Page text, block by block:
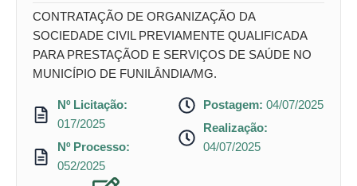
CONTRATAÇÃO DE ORGANIZAÇÃO DA
SOCIEDADE CIVIL PREVIAMENTE QUALIFICADA
PARA PRESTAÇÃOD E SERVIÇOS DE SAÚDE NO
MUNICÍPIO DE FUNILÂNDIA/MG.
Nº Licitação:
017/2025
Nº Processo:
052/2025
Postagem: 04/07/2025
Realização:
04/07/2025